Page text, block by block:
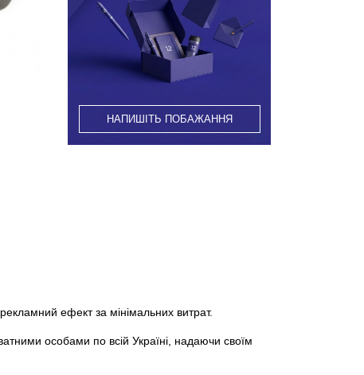
НАПИШІТЬ ПОБАЖАННЯ
ефект за мінімальних витрат.
особами по всій Україні, надаючи своїм